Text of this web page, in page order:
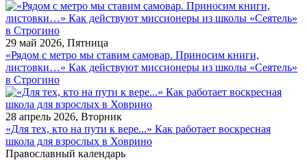
29 май 2026, Пятница
«Рядом с метро мы ставим самовар. Приносим книги,
листовки…» Как действуют миссионеры из школы «Сеятель»
в Строгино
28 апрель 2026, Вторник
«Для тех, кто на пути к вере...» Как работает воскресная
школа для взрослых в Ховрино
Православный календарь